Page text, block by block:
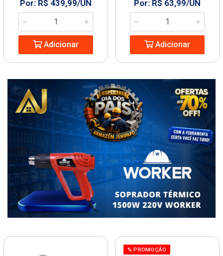
Por: R$ 439,99/UN
Adicionar
Por: R$ 63,99/UN
Adicionar
% PROMOÇÃO